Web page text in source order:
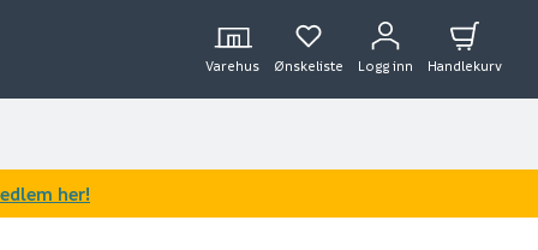
Varehus Ønskeliste Logg inn Handlekurv
her!